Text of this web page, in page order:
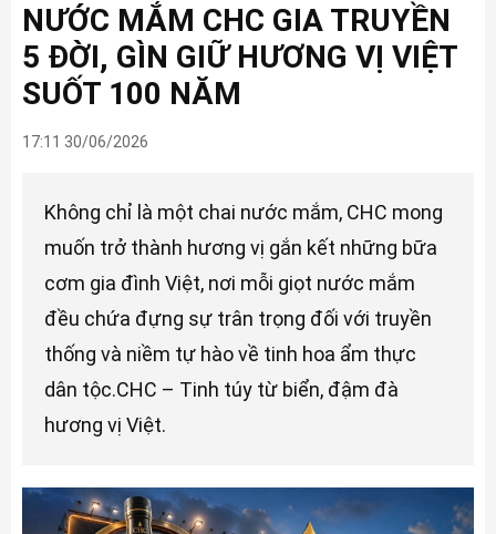
NƯỚC MẮM CHC GIA TRUYỀN
5 ĐỜI, GÌN GIỮ HƯƠNG VỊ VIỆT
SUỐT 100 NĂM
17:11 30/06/2026
Không chỉ là một chai nước mắm, CHC mong
muốn trở thành hương vị gắn kết những bữa
cơm gia đình Việt, nơi mỗi giọt nước mắm
đều chứa đựng sự trân trọng đối với truyền
thống và niềm tự hào về tinh hoa ẩm thực
dân tộc.CHC – Tinh túy từ biển, đậm đà
hương vị Việt.